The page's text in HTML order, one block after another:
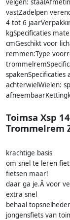
velgen:
vastZadelpen
4 tot 6
kgSpecificaties
cmGeschikt voor
remmen:Type
spakenSpecificaties
achterwielWielen:
Toimsa Xsp
Trommelrem
krachtige basis
om snel te leren
fietsen maar!
daar ga je.Â voor
extra snel
behaal
jongensfiets van